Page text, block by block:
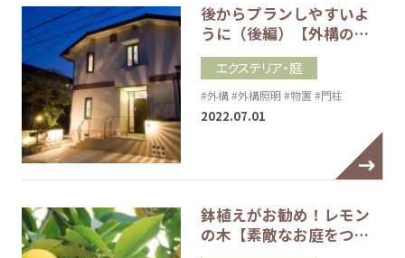
後からプランしやすいよ
うに（後編）【外構の…
エクステリア・庭
#外構#外構照明 #物置 #門柱
2022.07.01
鉢植えがお勧め！レモン
の木【素敵なお庭をつ…